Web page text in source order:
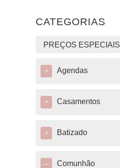
CATEGORIAS
PREÇOS ESPECIAIS
+ Agendas
+ Casamentos
+ Batizado
— Comunhão